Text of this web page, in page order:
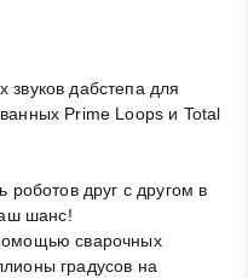
звуков дабстепа для
Prime Loops и Total
роботов друг с другом в
шанс!
сварочных
градусов на